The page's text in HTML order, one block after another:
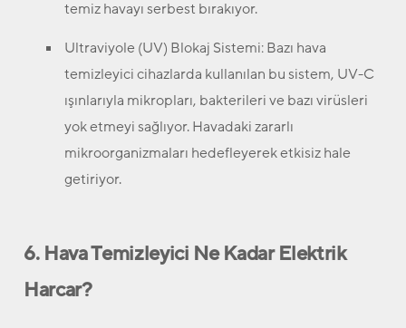
temiz havayı serbest bırakıyor.
Ultraviyole (UV) Blokaj Sistemi:Bazı hava
temizleyici cihazlarda kullanılan bu sistem, UV-C
ışınlarıyla mikropları, bakterileri ve bazı virüsleri
yok etmeyi sağlıyor. Havadaki zararlı
mikroorganizmaları hedefleyerek etkisiz hale
getiriyor.
6. Hava Temizleyici Ne Kadar Elektrik
Harcar?